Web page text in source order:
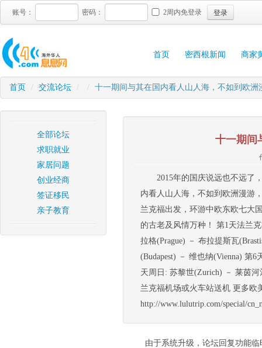
账号： 密码： 2周内免登录 登录
首页 密西根新闻 商家
首页 / 交流论坛 / / 十一期间与其在国内看人山人海，不如到欧洲
全部论坛
求职就业
家居问题
创业经商
签证移民
亲子教育
十一期间
2015年的国庆说远也不远了
内看人山人海，不如到欧洲漫游
兰克福出发，环游中欧东欧七大
的古老及风情万种！ 第1天法兰
拉格(Prague) － 布拉提斯瓦
(Budapest) － 维也纳(Vienna)
天周日: 苏黎世(Zurich) － 莱茵
兰克福机场或火车站送机 更多欧
http://www.lulutrip.com/special/
由于系统升级，论坛回复功能临